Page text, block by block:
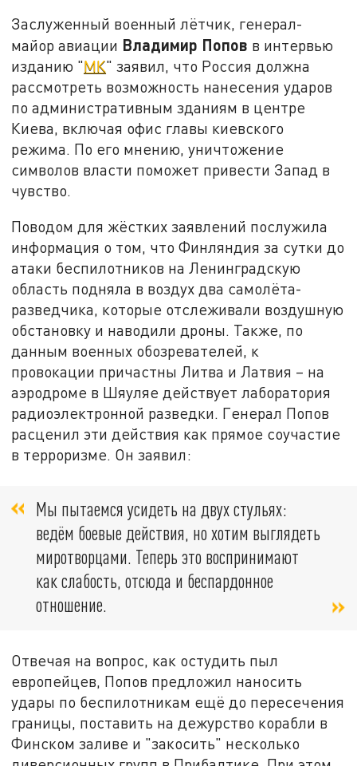
Заслуженный военный лётчик, генерал-
майор авиации Владимир Попов в интервью
изданию "МК" заявил, что Россия должна
рассмотреть возможность нанесения ударов
по административным зданиям в центре
Киева, включая офис главы киевского
режима. По его мнению, уничтожение
символов власти поможет привести Запад в
чувство.
Поводом для жёстких заявлений послужила
информация о том, что Финляндия за сутки до
атаки беспилотников на Ленинградскую
область подняла в воздух два самолёта-
разведчика, которые отслеживали воздушную
обстановку и наводили дроны. Также, по
данным военных обозревателей, к
провокации причастны Литва и Латвия – на
аэродроме в Шяуляе действует лаборатория
радиоэлектронной разведки. Генерал Попов
расценил эти действия как прямое соучастие
в терроризме. Он заявил:
Мы пытаемся усидеть на двух стульях:
ведём боевые действия, но хотим выглядеть
миротворцами. Теперь это воспринимают
как слабость, отсюда и беспардонное
отношение.
Отвечая на вопрос, как остудить пыл
европейцев, Попов предложил наносить
удары по беспилотникам ещё до пересечения
границы, поставить на дежурство корабли в
Финском заливе и "закосить" несколько